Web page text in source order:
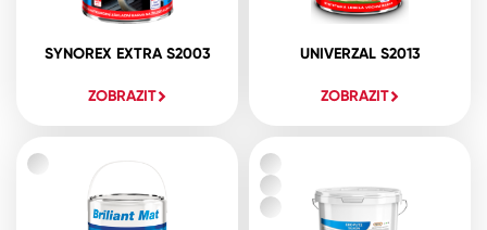
SYNOREX EXTRA S2003
ZOBRAZIT
UNIVERZAL S2013
ZOBRAZIT